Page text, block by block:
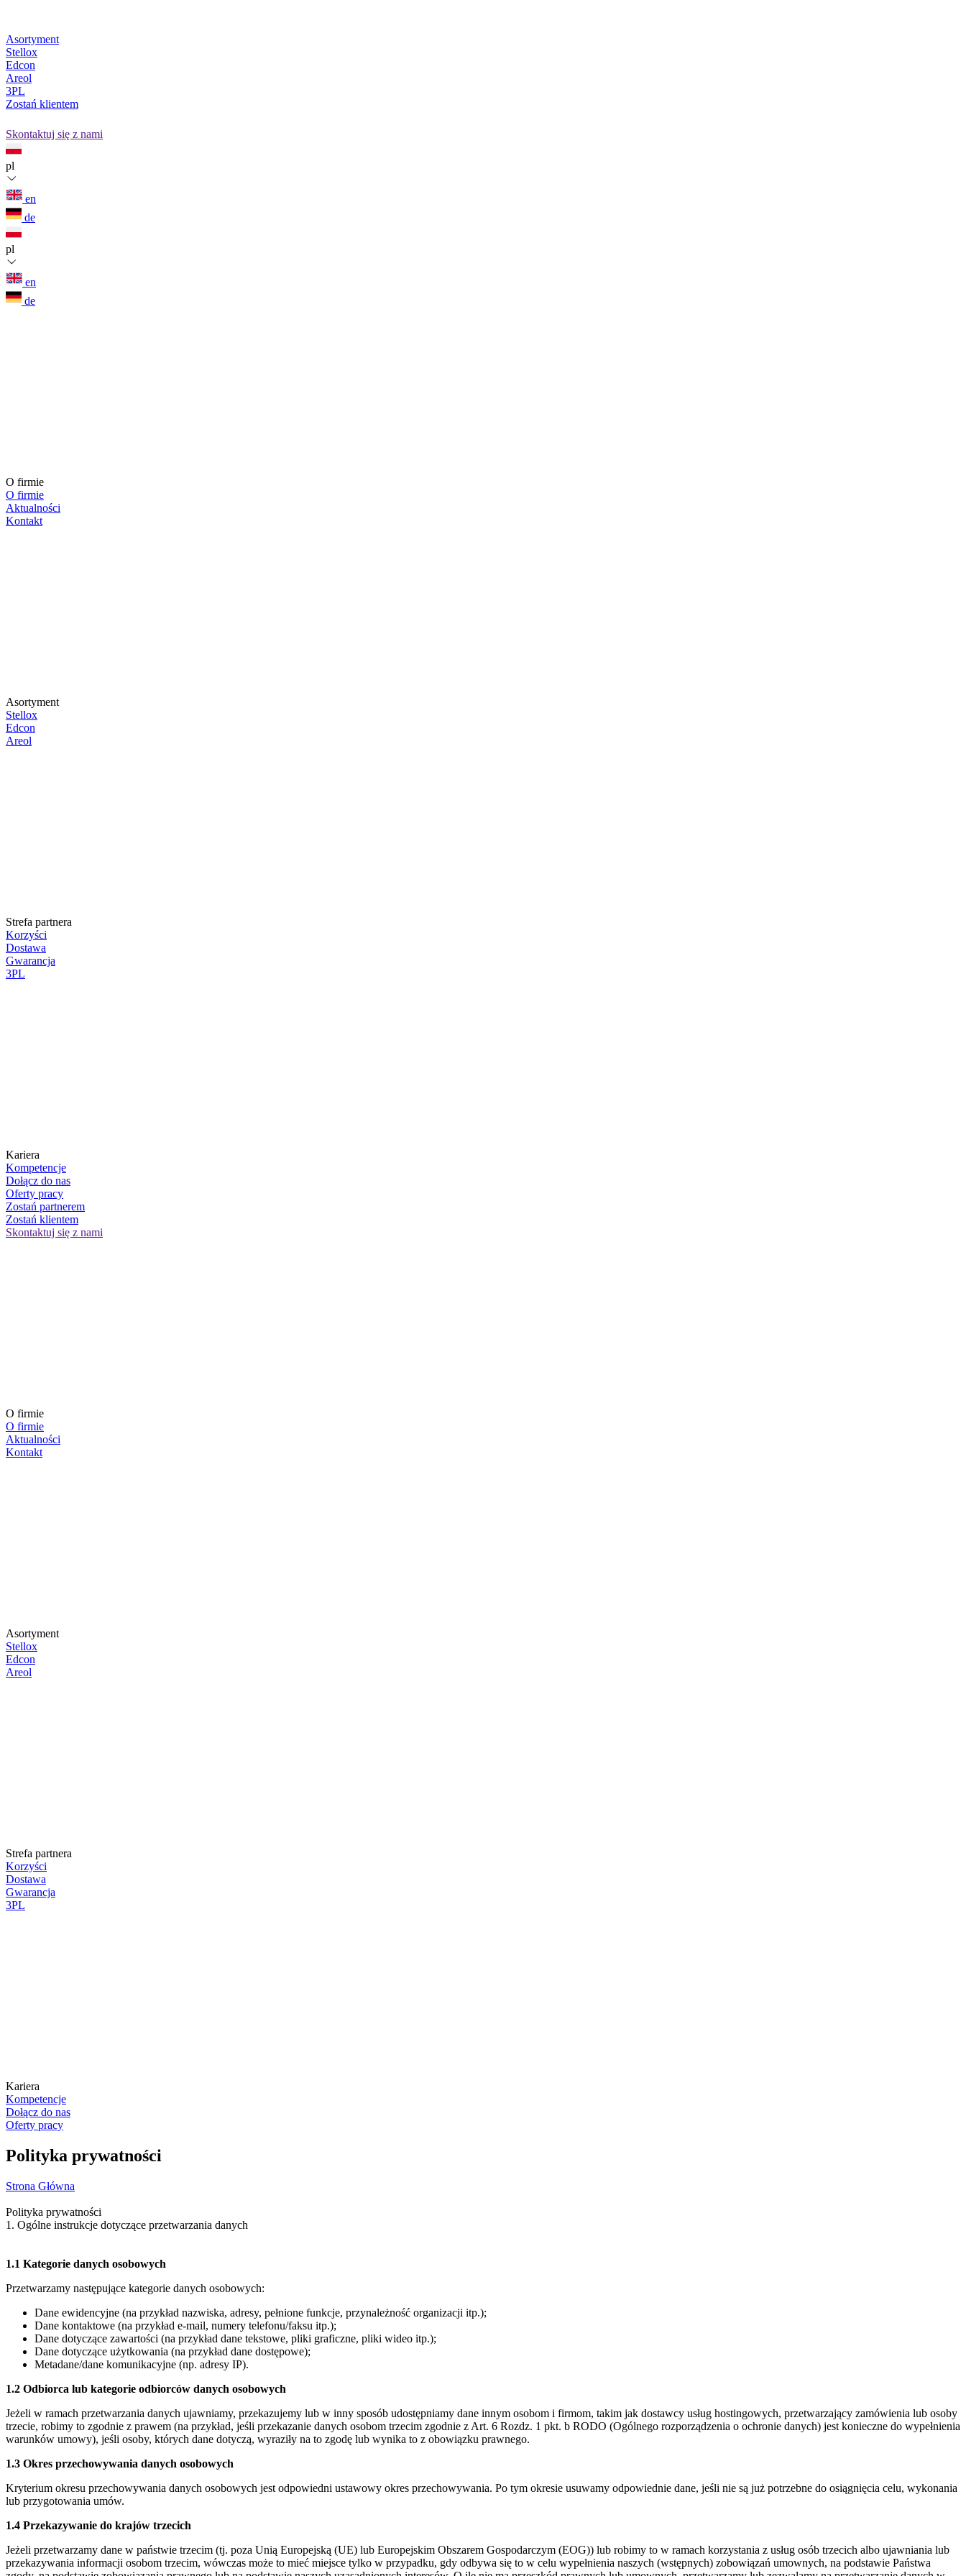
Asortyment
Stellox
Edcon
Areol
3PL
Zostań klientem
Skontaktuj się z nami
pl
en
de
pl
en
de
O firmie
O firmie
Aktualności
Kontakt
Asortyment
Stellox
Edcon
Areol
Strefa partnera
Korzyści
Dostawa
Gwarancja
3PL
Kariera
Kompetencje
Dołącz do nas
Oferty pracy
Zostań partnerem
Zostań klientem
Skontaktuj się z nami
O firmie
O firmie
Aktualności
Kontakt
Asortyment
Stellox
Edcon
Areol
Strefa partnera
Korzyści
Dostawa
Gwarancja
3PL
Kariera
Kompetencje
Dołącz do nas
Oferty pracy
Polityka prywatności
Strona Główna
Polityka prywatności
1. Ogólne instrukcje dotyczące przetwarzania danych
1.1 Kategorie danych osobowych
Przetwarzamy następujące kategorie danych osobowych:
Dane ewidencyjne (na przykład nazwiska, adresy, pełnione funkcje, przynależność organizacji itp.);
Dane kontaktowe (na przykład e-mail, numery telefonu/faksu itp.);
Dane dotyczące zawartości (na przykład dane tekstowe, pliki graficzne, pliki wideo itp.);
Dane dotyczące użytkowania (na przykład dane dostępowe);
Metadane/dane komunikacyjne (np. adresy IP).
1.2 Odbiorca lub kategorie odbiorców danych osobowych
Jeżeli w ramach przetwarzania danych ujawniamy, przekazujemy lub w inny sposób udostępniamy dane innym osobom i firmom, takim jak dostawcy usług hostingowych, przetwarzający zamówienia lub osoby
trzecie, robimy to zgodnie z prawem (na przykład, jeśli przekazanie danych osobom trzecim zgodnie z Art. 6 Rozdz. 1 pkt. b RODO (Ogólnego rozporządzenia o ochronie danych) jest konieczne do wypełnienia
warunków umowy), jeśli osoby, których dane dotyczą, wyraziły na to zgodę lub wynika to z obowiązku prawnego.
1.3 Okres przechowywania danych osobowych
Kryterium okresu przechowywania danych osobowych jest odpowiedni ustawowy okres przechowywania. Po tym okresie usuwamy odpowiednie dane, jeśli nie są już potrzebne do osiągnięcia celu, wykonania
lub przygotowania umów.
1.4 Przekazywanie do krajów trzecich
Jeżeli przetwarzamy dane w państwie trzecim (tj. poza Unią Europejską (UE) lub Europejskim Obszarem Gospodarczym (EOG)) lub robimy to w ramach korzystania z usług osób trzecich albo ujawniania lub
przekazywania informacji osobom trzecim, wówczas może to mieć miejsce tylko w przypadku, gdy odbywa się to w celu wypełnienia naszych (wstępnych) zobowiązań umownych, na podstawie Państwa